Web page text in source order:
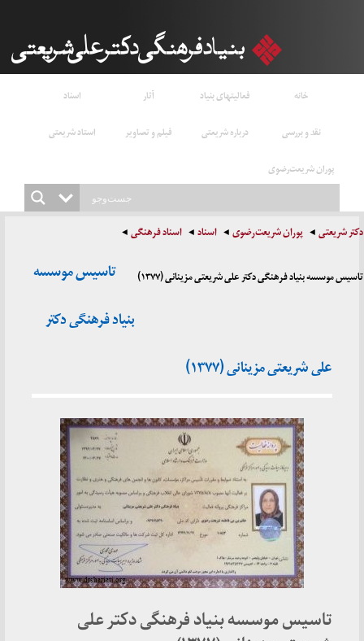
خانه فعالیتهای بنیاد آثار
اسناد
نقد و بررسی
درباره شریعتی فیلم و تصاویر
استاد شریعتی
پوران شریعت‌رضوی
دکتر شریعتی پوران شریعت‌رضوی اسناد اسناد فرهنگی
تاسیس موسسه بنیاد فرهنگی دکتر علی شریعتی مزینانی (۱۳۷۷)
تاسیس موسسه
بنیاد فرهنگی دکتر
علی شریعتی مزینانی (۱۳۷۷)
تاسیس موسسه بنیاد فرهنگی دکتر علی